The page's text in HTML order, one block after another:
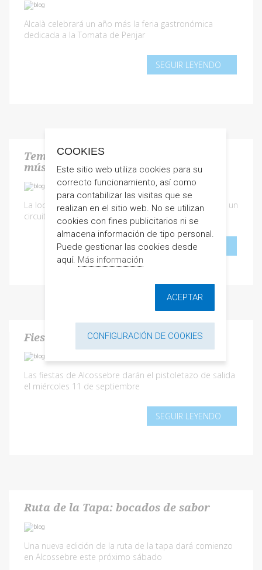
Alcalà celebrará un año más la feria gastronómica
dedicada a la Tomata de Penjar
SEGUIR LEYENDO
Temps d'Alcossebre llenará de
música las calles de Alcossebre
La localidad costera cerrará la temporada estival con un
circuito de 4 conciertos
SEGUIR LEYENDO
Fiestas Alcossebre
Las fiestas de Alcossebre darán el pistoletazo de salida
el miércoles 11 de septiembre
SEGUIR LEYENDO
Ruta de la Tapa: bocados de sabor
Una nueva edición de la ruta de la tapa dará comienzo
en Alcossebre este próximo sábado
COOKIES
Este sitio web utiliza cookies para su
correcto funcionamiento, así como
para contabilizar las visitas que se
realizan en el sitio web. No se utilizan
cookies con fines publicitarios ni se
almacena información de tipo personal.
Puede gestionar las cookies desde
aquí. Más información
ACEPTAR
CONFIGURACIÓN DE COOKIES